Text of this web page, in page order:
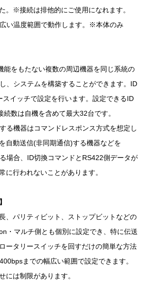
。※接続は排他的にご使用になれます。
い温度範囲で動作します。※本体のみ
能をもたない複数の周辺機器を同じ系統の
、システムを構築することができます。ID
スイッチで設定を行います。設定できるID
続数は自機を含めて最大32台です。
る機器はコマンドレスポンス方式を想定し
自動送信(非同期通信)する機器などを
場合、ID切換コマンドとRS422側データが
に行われないことがあります。
、パリティビット、ストップビットなどの
・マルチ側とも個別に設定でき、特に伝送
ータリースイッチを回すだけの簡単な方法
までの幅広い範囲で設定できます。
には制限があります。